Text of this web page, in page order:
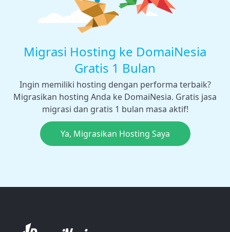
Migrasi Hosting ke DomaiNesia
Gratis 1 Bulan
Ingin memiliki hosting dengan performa terbaik?
Migrasikan hosting Anda ke DomaiNesia. Gratis jasa
migrasi dan gratis 1 bulan masa aktif!
Ya, Migrasikan Hosting Saya